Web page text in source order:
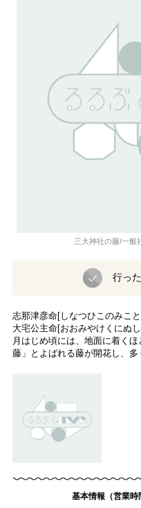
三大神社の藤/一般
行った
志那津彦命[しなつひこのみこ
大宅公主命[おおみやけくにぬ
月はじめ頃には、地面に着く
藤」とよばれる藤が開花し、多
基本情報（営業時